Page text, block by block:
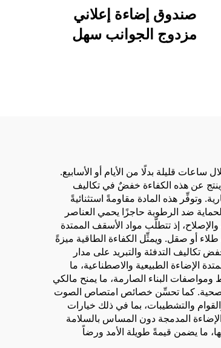
صندوق إضاءة إعلاني
مزدوج الجوانب سهل
قليلة بدلًا من الأيام أو الأسابيع.
وينتج عن هذه الكفاءة خفضٌ في تكاليف
وتوفِّر هذه المادة مقاومةً استثنائيةً
ضد الرطوبة حاجزًا يحمي العناصر
إذ تتطلّب مواد الأسقف الممتدة
أو صقل. ويمثِّل الكفاءة الطاقية ميزةً
التدفئة والتبريد على مدار
الإضاءة الطبيعية والاصطناعية، ما
البناء الصارمة، ما يمنح مالكي
الصحية. كما تحسِّن خصائص امتصاص الصوت
والتشطيبات، بما في ذلك خيارات
المدمجة دون المساس بالسلامة
ما يضمن قيمةً طويلة الأمد ورضاً